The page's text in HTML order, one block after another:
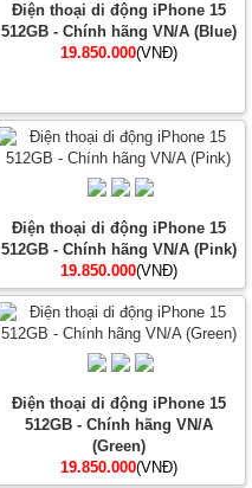
Điện thoại di động iPhone 15
512GB - Chính hãng VN/A (Blue)
19.850.000(VNĐ)
Điện thoại di động iPhone 15
512GB - Chính hãng VN/A (Pink)
19.850.000(VNĐ)
Điện thoại di động iPhone 15
512GB - Chính hãng VN/A
(Green)
19.850.000(VNĐ)